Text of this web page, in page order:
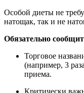
Особой диеты не
натощак, так и не
Обязательно
Торговое
(например, 3
приема.
Критически